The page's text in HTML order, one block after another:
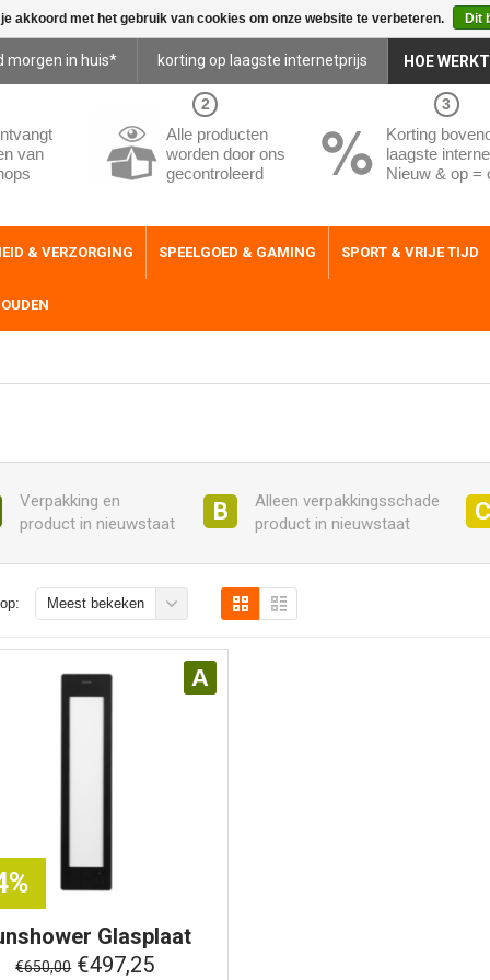
morgen in huis* korting op laagste internetprijs HOE
van
2
Alle producten
worden door ons
gecontroleerd
3
Korting
laagste
Nieuw & op =
& VERZORGING SPEELGOED & GAMING SPORT & VRIJE TIJD
Verpakking en
product in nieuwstaat
B
Alleen verpakkingsschade
product in nieuwstaat
Meest bekeken
A
Glasplaat
Medium - Zwart
€650,00€497,25
akkoord met het gebruik van cookies om onze website te verbeteren. Dit